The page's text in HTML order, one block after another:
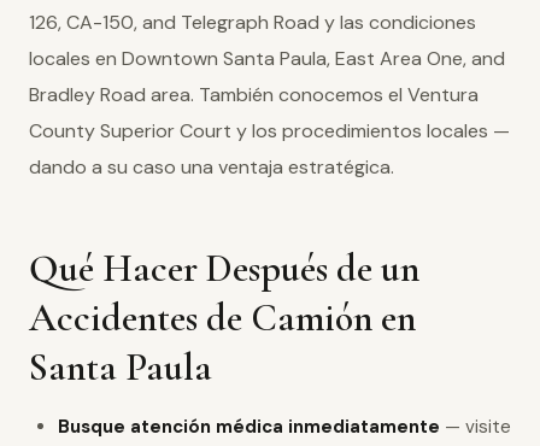
126, CA-150, and Telegraph Road y las condiciones
locales en Downtown Santa Paula, East Area One, and
Bradley Road area. También conocemos el Ventura
County Superior Court y los procedimientos locales —
dando a su caso una ventaja estratégica.
Qué Hacer Después de un
Accidentes de Camión en
Santa Paula
Busque atención médica inmediatamente — visite